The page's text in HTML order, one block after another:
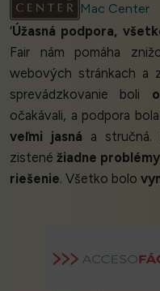
Mac Center
‘Úžasná podpora,
Fair nám pomáha
webových stránkach a
sprevádzkovanie boli
očakávali, a podpora bola
veľmi jasná a stručná.
zistenéžiadne problémy
riešenie. Všetko bolo